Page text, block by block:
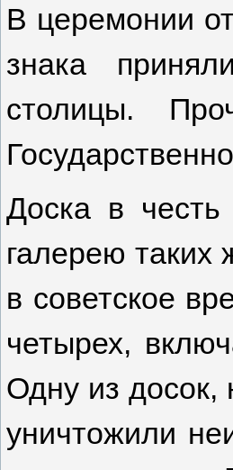
В церемонии
знака
столицы.
Доска в честь
галерею
в советское
четырех,
Одну из досок,
уничтожили